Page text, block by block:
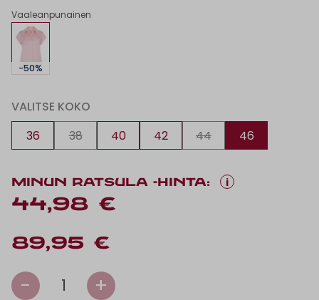
Vaaleanpunainen
-50%
VALITSE KOKO
36
38 40 42 44 46
MINUN RATSULA -HINTA: i
44,98 €
89,95 €
- 1 +